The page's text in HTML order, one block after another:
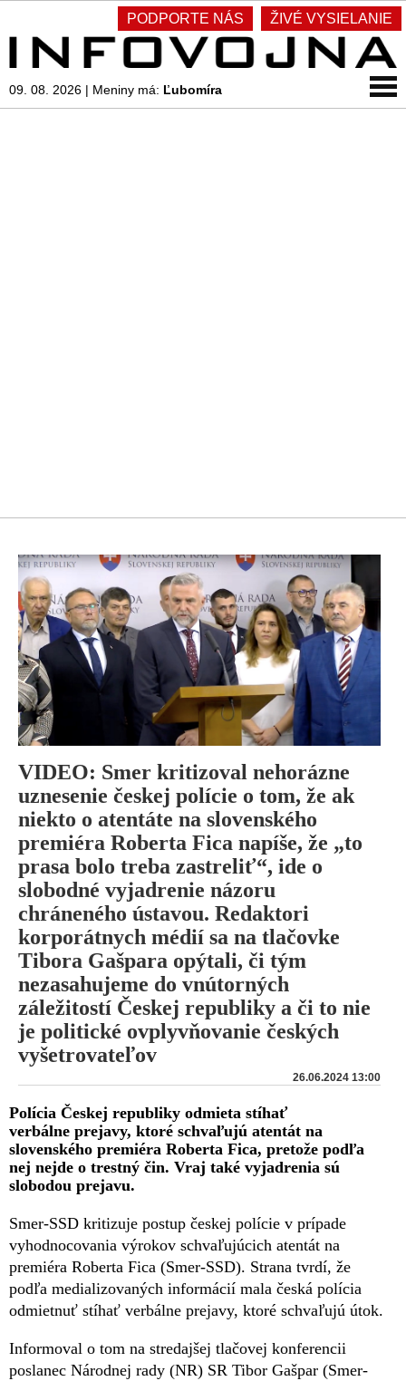
PODPORTE NÁS ŽIVÉ VYSIELANIE
09. 08. 2026 | Meniny má: Ľubomíra
VIDEO: Smer kritizoval nehorázne
uznesenie českej polície o tom, že ak
niekto o atentáte na slovenského
premiéra Roberta Fica napíše, že „to
prasa bolo treba zastreliť“, ide o
slobodné vyjadrenie názoru
chráneného ústavou. Redaktori
korporátnych médií sa na tlačovke
Tibora Gašpara opýtali, či tým
nezasahujeme do vnútorných
záležitostí Českej republiky a či to nie
je politické ovplyvňovanie českých
vyšetrovateľov
26.06.2024 13:00
Polícia Českej republiky odmieta stíhať
verbálne prejavy, ktoré schvaľujú atentát na
slovenského premiéra Roberta Fica, pretože podľa
nej nejde o trestný čin. Vraj také vyjadrenia sú
slobodou prejavu.
Smer-SSD kritizuje postup českej polície v prípade
vyhodnocovania výrokov schvaľujúcich atentát na
premiéra Roberta Fica (Smer-SSD). Strana tvrdí, že
podľa medializovaných informácií mala česká polícia
odmietnuť stíhať verbálne prejavy, ktoré schvaľujú útok.
Informoval o tom na stredajšej tlačovej konferencii
poslanec Národnej rady (NR) SR Tibor Gašpar (Smer-